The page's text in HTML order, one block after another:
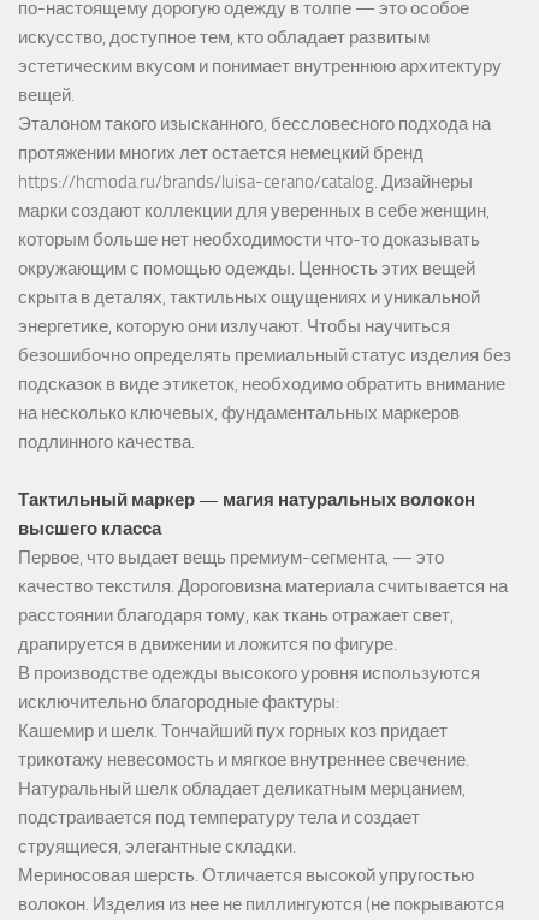
по-настоящему дорогую одежду в толпе — это особое
искусство, доступное тем, кто обладает развитым
эстетическим вкусом и понимает внутреннюю архитектуру
вещей.
Эталоном такого изысканного, бессловесного подхода на
протяжении многих лет остается немецкий бренд
https://hcmoda.ru/brands/luisa-cerano/catalog. Дизайнеры
марки создают коллекции для уверенных в себе женщин,
которым больше нет необходимости что-то доказывать
окружающим с помощью одежды. Ценность этих вещей
скрыта в деталях, тактильных ощущениях и уникальной
энергетике, которую они излучают. Чтобы научиться
безошибочно определять премиальный статус изделия без
подсказок в виде этикеток, необходимо обратить внимание
на несколько ключевых, фундаментальных маркеров
подлинного качества.
Тактильный маркер — магия натуральных волокон
высшего класса
Первое, что выдает вещь премиум-сегмента, — это
качество текстиля. Дороговизна материала считывается на
расстоянии благодаря тому, как ткань отражает свет,
драпируется в движении и ложится по фигуре.
В производстве одежды высокого уровня используются
исключительно благородные фактуры:
Кашемир и шелк. Тончайший пух горных коз придает
трикотажу невесомость и мягкое внутреннее свечение.
Натуральный шелк обладает деликатным мерцанием,
подстраивается под температуру тела и создает
струящиеся, элегантные складки.
Мериносовая шерсть. Отличается высокой упругостью
волокон. Изделия из нее не пиллингуются (не покрываются